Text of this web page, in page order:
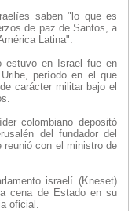
saben "lo que es
de paz de Santos, a
Latina".
estuvo en Israel fue en
período en el que
carácter militar bajo el
colombiano depositó
del fundador del
con el ministro de
israelí (Kneset)
cena de Estado en su
oficial.